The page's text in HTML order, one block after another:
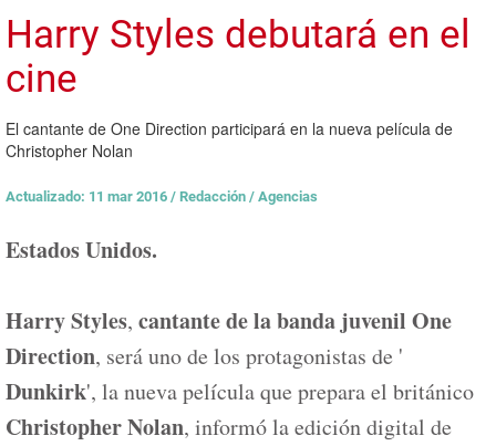
Harry Styles debutará en el
cine
El cantante de One Direction participará en la nueva película de
Christopher Nolan
Actualizado: 11 mar 2016 / Redacción / Agencias
Estados Unidos.
Harry Styles, cantante de la banda juvenil One
Direction, será uno de los protagonistas de '
Dunkirk', la nueva película que prepara el británico
Christopher Nolan, informó la edición digital de